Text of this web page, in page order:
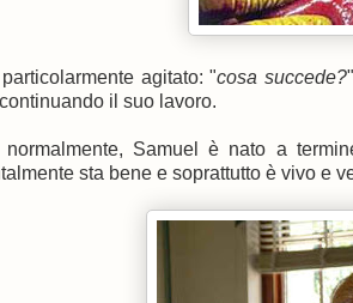
agitato: "cosa succede?
il suo lavoro.
normalmente, Samuel è nato a
sta bene e soprattutto è vivo e